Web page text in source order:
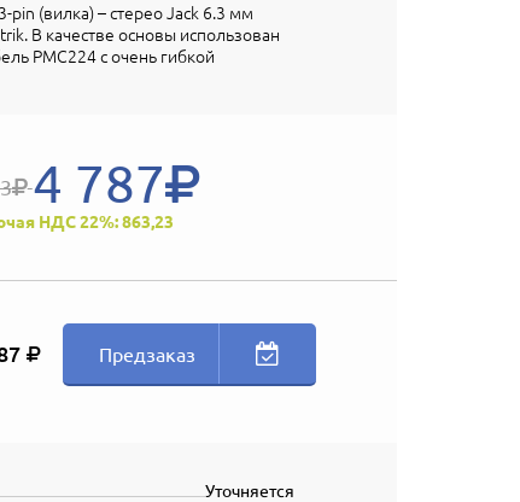
pin (вилка) – стерео Jack 6.3 мм
В качестве основы использован
PMC224 с очень гибкой
4 787
НДС 22%: 863,23
Предзаказ
Уточняется